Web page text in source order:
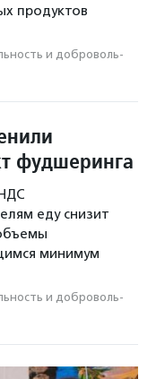
продуктов
и доброволь­
фудшеринга
еду снизит
минимум
и доброволь­